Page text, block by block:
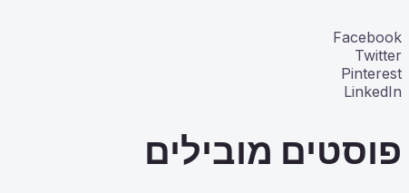
Facebook
Twitter
Pinterest
LinkedIn
פוסטים מובילים